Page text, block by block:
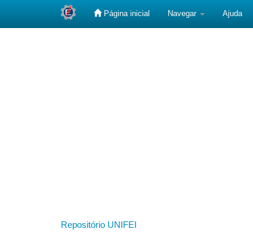
Página inicial Navegar Ajuda
Repositório UNIFEI